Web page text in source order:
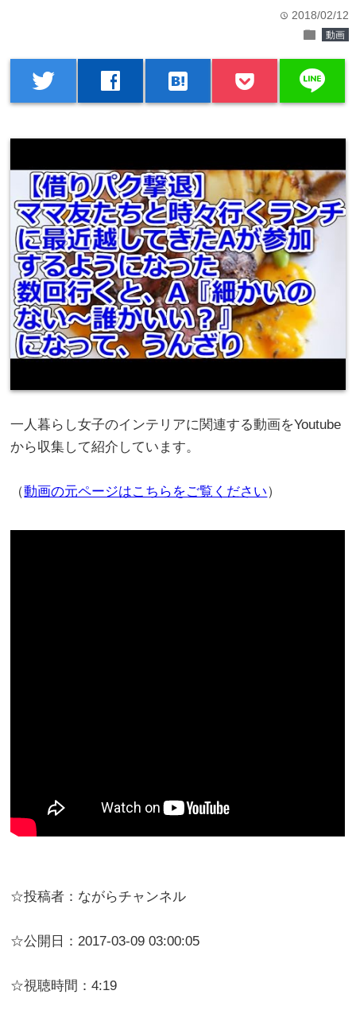
time 2018/02/12
folder 動画
twitter facebook hatenabookmark line
一人暮らし女子のインテリアに関連する動画をYoutube
から収集して紹介しています。
（動画の元ページはこちらをご覧ください）
☆投稿者：ながらチャンネル
☆公開日：2017-03-09 03:00:05
☆視聴時間：4:19